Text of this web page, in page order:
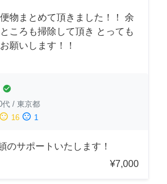
物まとめて頂きました！！ 余
ころも掃除して頂き とっても
願いします！！
check_circle
代 / 東京都
sentiment_neutral 16 sentiment_dissatisfied 1
のサポートいたします！
¥7,000